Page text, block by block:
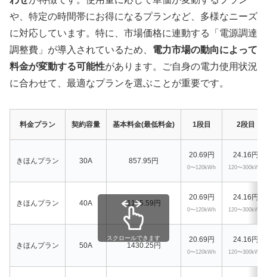
や、特定の時間帯にお得になるプランなど、多様なニーズ
に対応しています。特に、市場価格に連動する「電源調達
調整費」が導入されているため、 電力市場の動向によって
料金が変動する可能性があります。ご自身の電力使用状況
に合わせて、最適なプランを選ぶことが重要です。
料金プラン 契約容量 基本料金(最低料金) 1段目 2段目
きほんプラン 30A 857.95円
20.69円
0〜120kWh
24.16円
120〜300kWh
きほんプラン 40A 1145.59円
20.69円
0〜120kWh
24.16円
120〜300kWh
きほんプラン 50A 1430.25円
20.69円
0〜120kWh
24.16円
120〜300kWh
スクロールできます